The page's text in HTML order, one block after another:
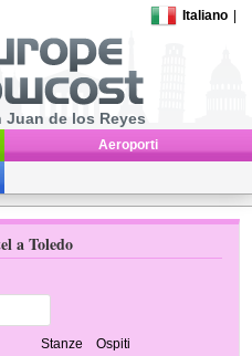
Italiano
Juan de los Reyes
Aeroporti
a Toledo
Stanze Ospiti